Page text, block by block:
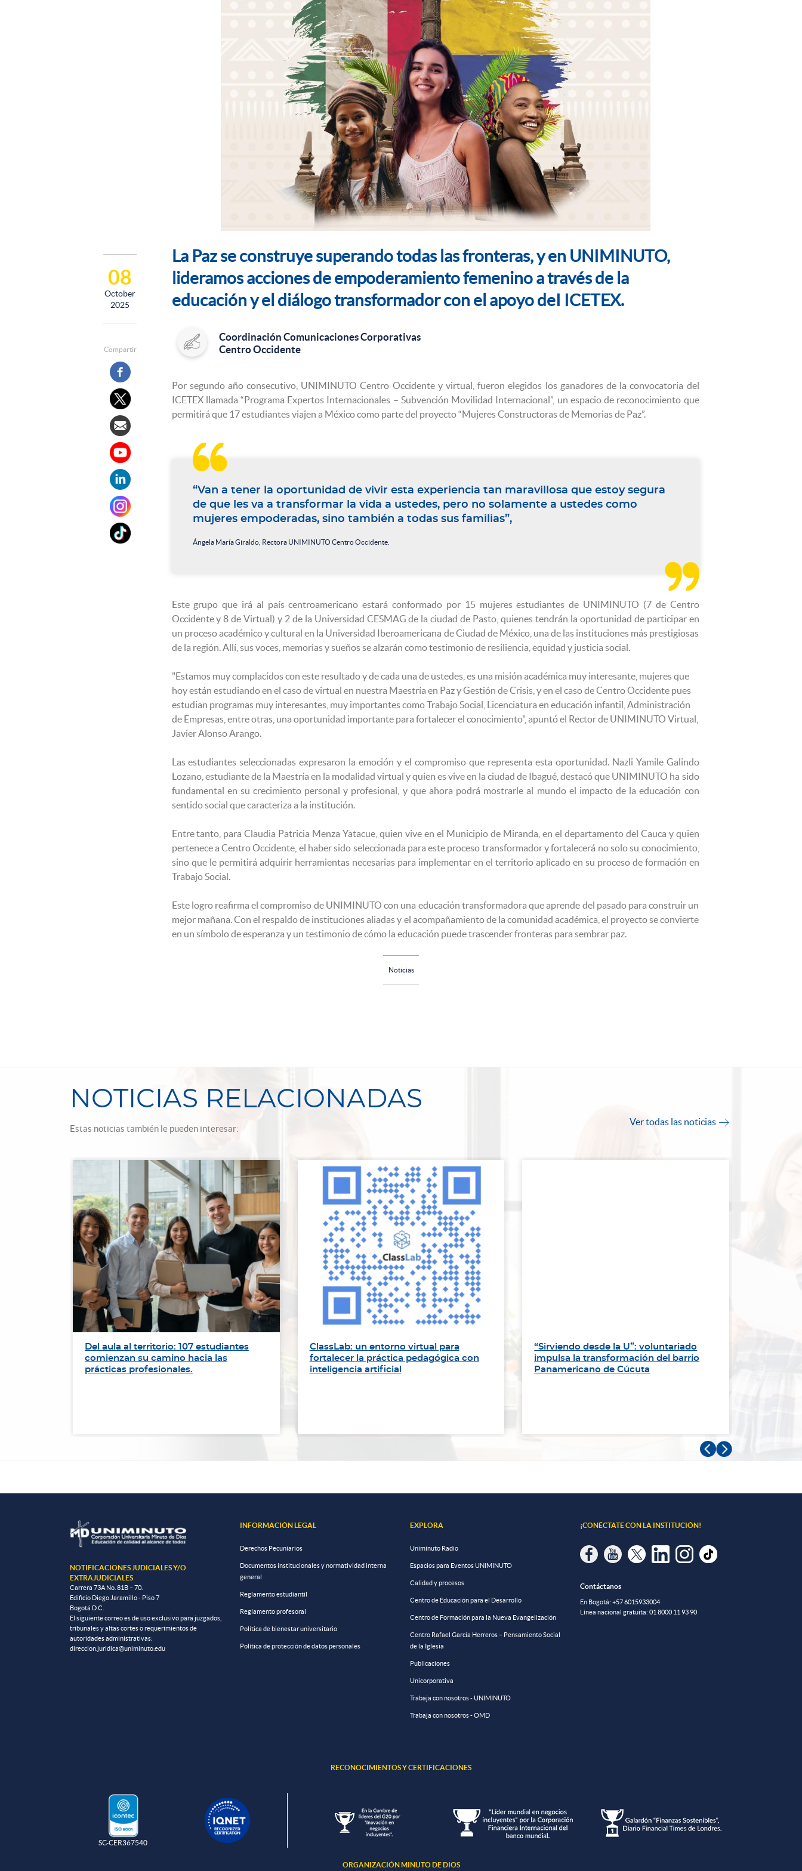
La Paz se construye superando todas las fronteras, y en UNIMINUTO,
lideramos acciones de empoderamiento femenino a través de la
educación y el diálogo transformador con el apoyo deI ICETEX.
Coordinación Comunicaciones Corporativas
Centro Occidente
Por segundo año consecutivo, UNIMINUTO Centro Occidente y virtual, fueron elegidos los ganadores de la convocatoria del
ICETEX llamada “Programa Expertos Internacionales – Subvención Movilidad Internacional”, un espacio de reconocimiento que
permitirá que 17 estudiantes viajen a México como parte del proyecto “Mujeres Constructoras de Memorias de Paz”.

“Van a tener la oportunidad de vivir esta experiencia tan maravillosa que estoy segura
de que les va a transformar la vida a ustedes, pero no solamente a ustedes como
mujeres empoderadas, sino también a todas sus familias”,
Ángela María Giraldo, Rectora UNIMINUTO Centro Occidente.

Este grupo que irá al país centroamericano estará conformado por 15 mujeres estudiantes de UNIMINUTO (7 de Centro
Occidente y 8 de Virtual) y 2 de la Universidad CESMAG de la ciudad de Pasto, quienes tendrán la oportunidad de participar en
un proceso académico y cultural en la Universidad Iberoamericana de Ciudad de México, una de las instituciones más prestigiosas
de la región. Allí, sus voces, memorias y sueños se alzarán como testimonio de resiliencia, equidad y justicia social.
"Estamos muy complacidos con este resultado y de cada una de ustedes, es una misión académica muy interesante, mujeres que
hoy están estudiando en el caso de virtual en nuestra Maestría en Paz y Gestión de Crisis, y en el caso de Centro Occidente pues
estudian programas muy interesantes, muy importantes como Trabajo Social, Licenciatura en educación infantil, Administración
de Empresas, entre otras, una oportunidad importante para fortalecer el conocimiento", apuntó el Rector de UNIMINUTO Virtual,
Javier Alonso Arango.
Las estudiantes seleccionadas expresaron la emoción y el compromiso que representa esta oportunidad. Nazli Yamile Galindo
Lozano, estudiante de la Maestría en la modalidad virtual y quien es vive en la ciudad de Ibagué, destacó que UNIMINUTO ha sido
fundamental en su crecimiento personal y profesional, y que ahora podrá mostrarle al mundo el impacto de la educación con
sentido social que caracteriza a la institución.
Entre tanto, para Claudia Patricia Menza Yatacue, quien vive en el Municipio de Miranda, en el departamento del Cauca y quien
pertenece a Centro Occidente, el haber sido seleccionada para este proceso transformador y fortalecerá no solo su conocimiento,
sino que le permitirá adquirir herramientas necesarias para implementar en el territorio aplicado en su proceso de formación en
Trabajo Social.
Este logro reafirma el compromiso de UNIMINUTO con una educación transformadora que aprende del pasado para construir un
mejor mañana. Con el respaldo de instituciones aliadas y el acompañamiento de la comunidad académica, el proyecto se convierte
en un símbolo de esperanza y un testimonio de cómo la educación puede trascender fronteras para sembrar paz.
08
October
2025
Compartir
Noticias
NOTICIAS RELACIONADAS
Estas noticias también le pueden interesar:
Ver todas las noticias 
Del aula al territorio: 107 estudiantes
comienzan su camino hacia las
prácticas profesionales.
ClassLab: un entorno virtual para
fortalecer la práctica pedagógica con
inteligencia artificial
“Sirviendo desde la U”: voluntariado
impulsa la transformación del barrio
Panamericano de Cúcuta

NOTIFICACIONES JUDICIALES Y/O
EXTRAJUDICIALES
Carrera 73A No. 81B – 70.
Edificio Diego Jaramillo - Piso 7
Bogotá D.C.
El siguiente correo es de uso exclusivo para juzgados,
tribunales y altas cortes o requerimientos de
autoridades administrativas:
direccion.juridica@uniminuto.edu
INFORMACIÓN LEGAL
Derechos Pecuniarios
Documentos institucionales y normatividad interna
general
Reglamento estudiantil
Reglamento profesoral
Política de bienestar universitario
Política de protección de datos personales
EXPLORA
Uniminuto Radio
Espacios para Eventos UNIMINUTO
Calidad y procesos
Centro de Educación para el Desarrollo
Centro de Formación para la Nueva Evangelización
Centro Rafael García Herreros – Pensamiento Social
de la Iglesia
Publicaciones
Unicorporativa
Trabaja con nosotros - UNIMINUTO
Trabaja con nosotros - OMD
¡CONÉCTATE CON LA INSTITUCIÓN!
Contáctanos
En Bogotá: +57 6015933004
Línea nacional gratuita: 01 8000 11 93 90
RECONOCIMIENTOS Y CERTIFICACIONES
SC-CER367540
ORGANIZACIÓN MINUTO DE DIOS